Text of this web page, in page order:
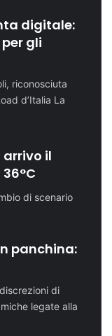
digitale:
gli
riconosciuta
d’Italia La
arrivo il
di scenario
panchina:
di
legate alla